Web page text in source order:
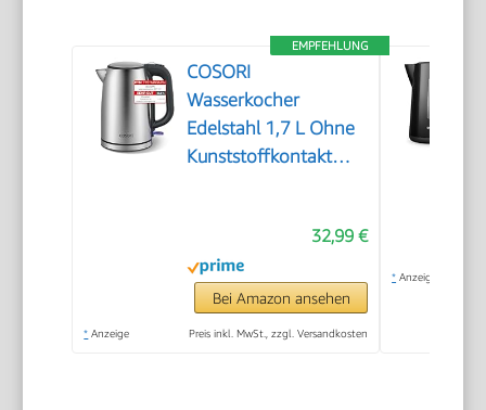
EMPFEHLUNG
COSORI
Wasserkocher
Edelstahl 1,7 L Ohne
Kunststoffkontakt
32,99 €
Bei Amazon ansehen
* Anzeige Preis inkl. MwSt., zzgl. Versandkosten
* Anzeige